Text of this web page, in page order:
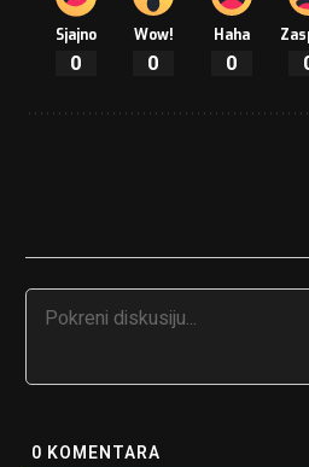
Sjajno
0
Wow!
0
Haha
0
0 KOMENTARA